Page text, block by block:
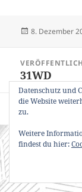
Veröffentlicht
8. Dezember
31WD
Datenschutz und
die Website
zu.
Weitere
findest du hier: